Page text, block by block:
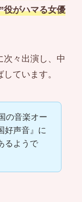
役がハマる女優
次々出演し、中
ています。
の音楽オー
好声音』に
るようで